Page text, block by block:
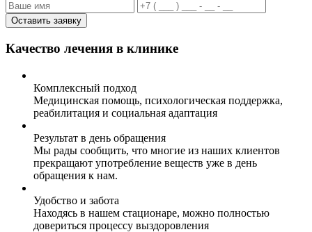
Оставить заявку
Качество лечения в клинике
Комплексный подход
Медицинская помощь, психологическая поддержка,
реабилитация и социальная адаптация
Результат в день обращения
Мы рады сообщить, что многие из наших клиентов
прекращают употребление веществ уже в день
обращения к нам.
Удобство и забота
Находясь в нашем стационаре, можно полностью
довериться процессу выздоровления